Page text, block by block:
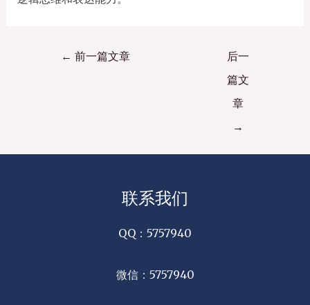
← 前一篇文章
后一
篇文
章
→
联系我们
QQ：5757940
微信：5757940